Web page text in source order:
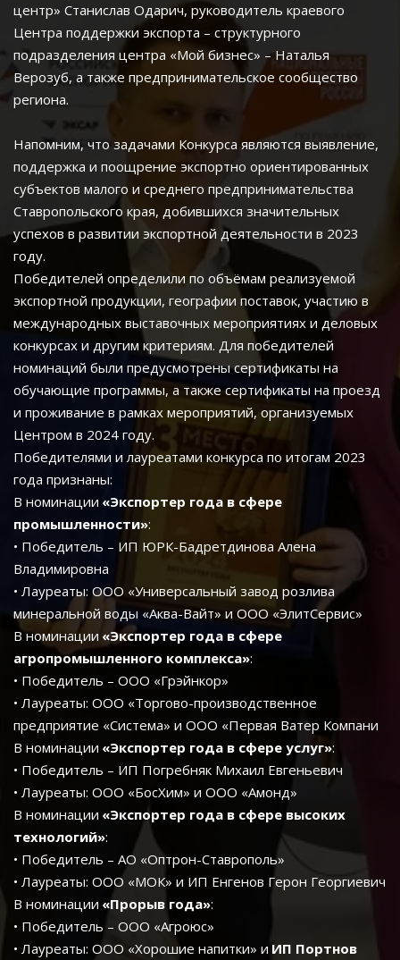
центр» Станислав Одарич, руководитель краевого
Центра поддержки экспорта – структурного
подразделения центра «Мой бизнес» – Наталья
Верозуб, а также предпринимательское сообщество
региона.
Напомним, что задачами Конкурса являются выявление,
поддержка и поощрение экспортно ориентированных
субъектов малого и среднего предпринимательства
Ставропольского края, добившихся значительных
успехов в развитии экспортной деятельности в 2023
году.
Победителей определили по объёмам реализуемой
экспортной продукции, географии поставок, участию в
международных выставочных мероприятиях и деловых
конкурсах и другим критериям. Для победителей
номинаций были предусмотрены сертификаты на
обучающие программы, а также сертификаты на проезд
и проживание в рамках мероприятий, организуемых
Центром в 2024 году.
Победителями и лауреатами конкурса по итогам 2023
года признаны:
В номинации «Экспортер года в сфере
промышленности»:
• Победитель – ИП ЮРК-Бадретдинова Алена
Владимировна
• Лауреаты: ООО «Универсальный завод розлива
минеральной воды «Аква-Вайт» и ООО «ЭлитСервис»
В номинации «Экспортер года в сфере
агропромышленного комплекса»:
• Победитель – ООО «Грэйнкор»
• Лауреаты: ООО «Торгово-производственное
предприятие «Система» и ООО «Первая Ватер Компани
В номинации «Экспортер года в сфере услуг»:
• Победитель – ИП Погребняк Михаил Евгеньевич
• Лауреаты: ООО «БосХим» и ООО «Амонд»
В номинации «Экспортер года в сфере высоких
технологий»:
• Победитель – АО «Оптрон-Ставрополь»
• Лауреаты: ООО «МОК» и ИП Енгенов Герон Георгиевич
В номинации «Прорыв года»:
• Победитель – ООО «Агроюс»
• Лауреаты: ООО «Хорошие напитки» и ИП Портнов